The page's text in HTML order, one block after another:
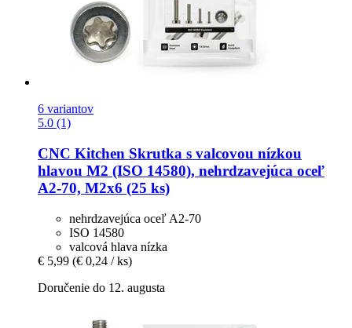
6 variantov
5.0 (1)
CNC Kitchen Skrutka s valcovou nízkou
hlavou M2 (ISO 14580), nehrdzavejúca oceľ
A2-​70, M2x6 (25 ks)
nehrdzavejúca oceľ A2-70
ISO 14580
valcová hlava nízka
€ 5,99 (€ 0,24 / ks)
Doručenie do 12. augusta